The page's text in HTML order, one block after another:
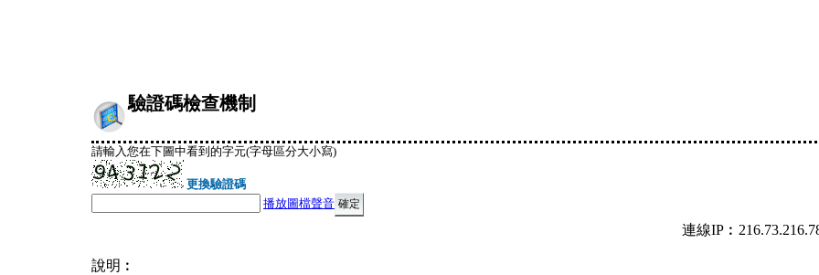
驗證碼檢查機制
請輸入您在下圖中看到的字元(字母區分大小寫)
更換驗證碼
播放圖檔聲音
連線
說明︰